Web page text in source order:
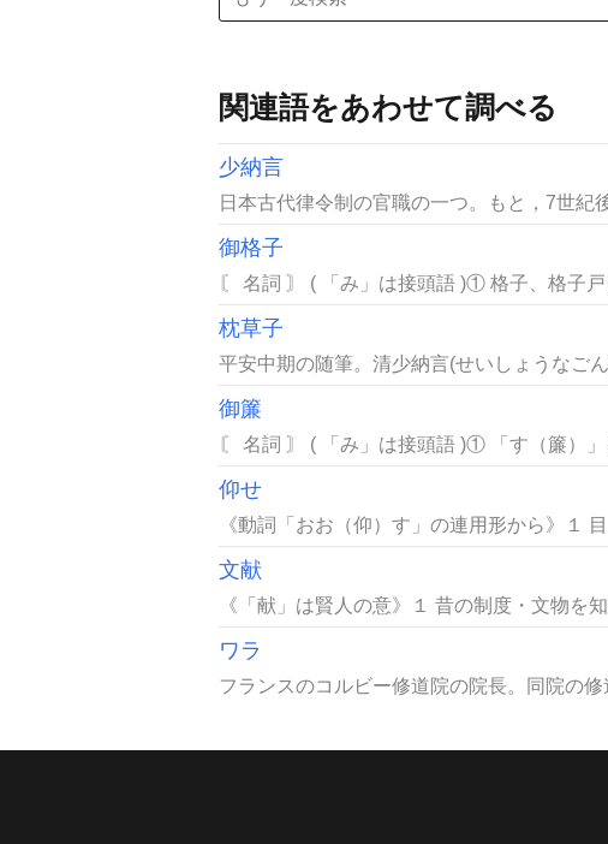
関連語をあわせて調べる
少納言
日本古代律令制の官職の一つ。もと，7世紀
御格子
〘 名詞 〙 ( 「み」は接頭語 )① 格子、格子
枕草子
平安中期の随筆。清少納言(せいしょうなご
御簾
〘 名詞 〙 ( 「み」は接頭語 )① 「す（簾）
仰せ
《動詞「おお（仰）す」の連用形から》１
文献
《「献」は賢人の意》１ 昔の制度・文物を
ワラ
フランスのコルビー修道院の院長。同院の